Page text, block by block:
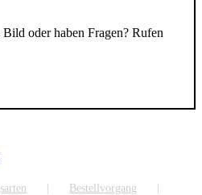
Bild oder haben Fragen? Rufen
Bestellvorgang